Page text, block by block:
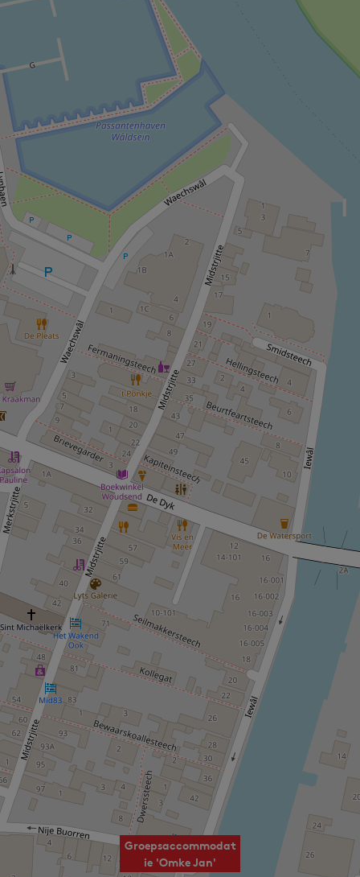
Groepsaccommodat
ie 'Omke Jan'